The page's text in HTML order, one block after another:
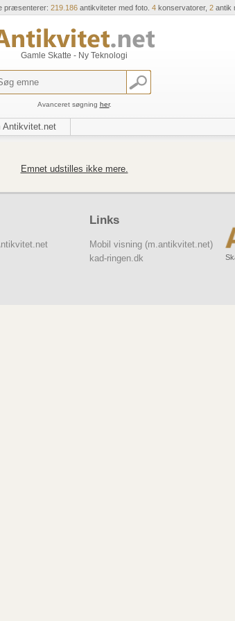
præsenterer: 219.186antikviteter med foto. 4konservatorer, 2antik
Gamle Skatte - Ny Teknologi
Avanceret søgning her.
Antikvitet.net
Emnet udstilles ikke mere.
Links
Mobil visning (m.antikvitet.net)
kad-ringen.dk